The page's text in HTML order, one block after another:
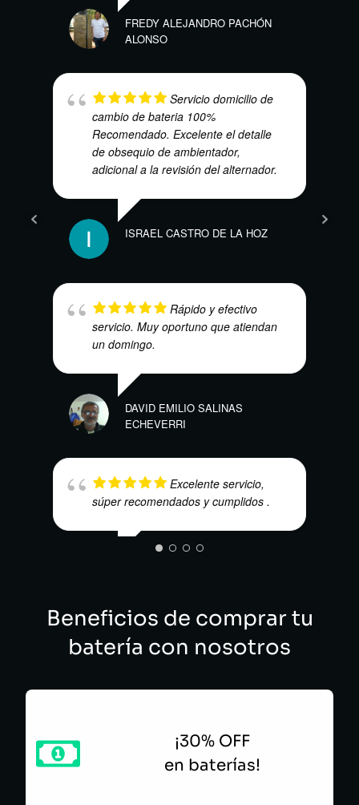
FREDY ALEJANDRO PACHÓN
ALONSO
Servicio domicilio de
cambio de bateria 100%
Recomendado. Excelente el detalle
de obsequio de ambientador,
adicional a la revisión del alternador.
ISRAEL CASTRO DE LA HOZ
Rápido y efectivo
servicio. Muy oportuno que atiendan
un domingo.
DAVID EMILIO SALINAS
ECHEVERRI
Excelente servicio,
súper recomendados y cumplidos .
Beneficios de comprar tu
batería con nosotros
¡30% OFF
en baterías!